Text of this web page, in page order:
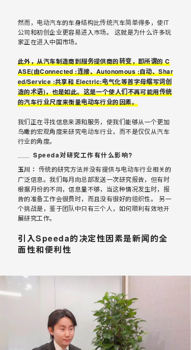
然而，电动汽车的车身结构比传统汽车简单得多，使IT
公司和初创企业更容易进入巿场。 这就是为什么许多玩
家正在进入中国市场。
此外，从汽车制造商到服务提供商的转变，即所谓的 C
ASE(由Connected :连接、Autonomous :自动、Shar
ed/Service :共享和 Electric:电气化等首字母缩写词创
造的术语)，也是如此。这是一个使人们不再可能用传统
的汽车行业尺度来衡量电动车行业的因素。
我们正在寻找信息来源和服务，使我们能够从一个更加
鸟瞰的宏观角度来研究电动车行业，而不是仅仅从汽车
行业的角度。
Speeda对研究工作有什么影响?
玉川： 传统的研究方法并没有提供与电动车行业相关的
广泛信息。我们每月向总部发送一次研究报告，但有时
根据月份的不同，信息量不够，当这种情况发生时，报
告的准备工作会很费时，而且没有很好的组织性。 另一
个挑战是，鉴于团队中只有三个人，如何顺利有效地开
展研究工作。
引入Speeda的决定性因素是新闻的全
面性和便利性